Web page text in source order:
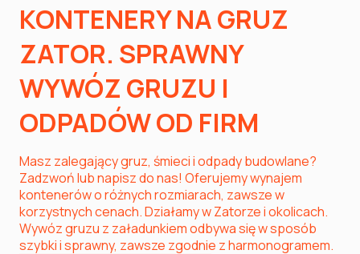
KONTENERY NA GRUZ
ZATOR. SPRAWNY
WYWÓZ GRUZU I
ODPADÓW OD FIRM
Masz zalegający gruz, śmieci i odpady budowlane?
Zadzwoń lub napisz do nas! Oferujemy wynajem
kontenerów o różnych rozmiarach, zawsze w
korzystnych cenach. Działamy w Zatorze i okolicach.
Wywóz gruzu z załadunkiem odbywa się w sposób
szybki i sprawny, zawsze zgodnie z harmonogramem.